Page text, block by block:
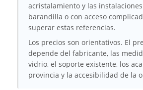
acristalamiento y las
barandilla o con acceso
superar estas referencias.
Los precios son orientativos. El
depende del fabricante, las
vidrio, el soporte existente, los
provincia y la accesibilidad de la